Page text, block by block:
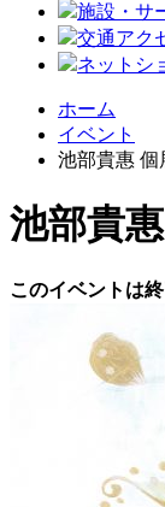
施設・サ
交通アク
ネットシ
ホーム
イベント
池部貴惠 個
池部貴
このイベントは終